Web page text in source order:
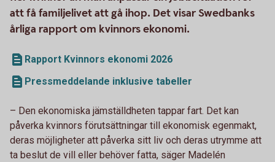
att få familjelivet att gå ihop. Det visar Swedbanks
årliga rapport om kvinnors ekonomi.
Rapport Kvinnors ekonomi 2026
Pressmeddelande inklusive tabeller
– Den ekonomiska jämställdheten tappar fart. Det kan
påverka kvinnors förutsättningar till ekonomisk egenmakt,
deras möjligheter att påverka sitt liv och deras utrymme att
ta beslut de vill eller behöver fatta, säger Madelén